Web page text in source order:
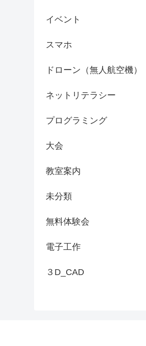
イベント
スマホ
ドローン（無人航空機）
ネットリテラシー
プログラミング
大会
教室案内
未分類
無料体験会
電子工作
３D_CAD